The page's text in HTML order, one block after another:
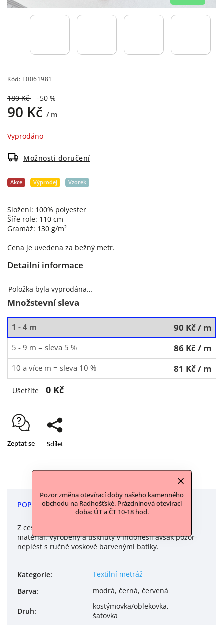
Pozor změna otevírací doby našeho kamenného
obchodu na Radhošťské. Prázdninová otevírací
doba: ÚT a ČT 10-18 hod.
Kód: T0061981
180 Kč –50 %
90 Kč / m
Vyprodáno
Možnosti doručení
Složení: 100% polyester
Šíře role: 110 cm
Gramáž: 130 g/m²
Cena je uvedena za bežný metr.
Detailní informace
Akce Výprodej Vzorek
Položka byla vyprodána…
Množstevní sleva
1 - 4 m 90 Kč/ m
5 - 9 m = sleva 5 % 86 Kč/ m
10 a více m = sleva 10 % 81 Kč/ m
Ušetříte 0 Kč
Zeptat se Sdílet
POPIS DISKUZE
Z cest po Indonésii privezený, nakonec nevyužitý
materiál. Vyrobený a tisknutý v Indonésii avšak pozor-
neplést s ručně voskově barvenými batiky.
Kategorie:
Textilní metráž
Barva: modrá, černá, červená
Druh:
kostýmovka/oblekovka,
šatovka